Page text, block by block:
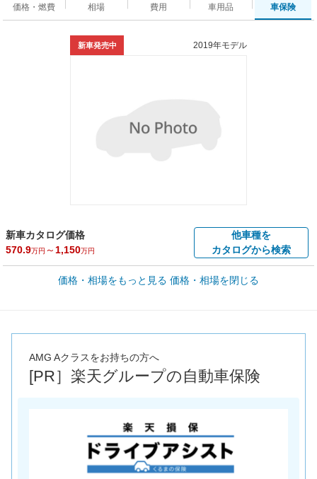
価格・燃費
相場
費用
車用品
車保険
新車発売中 2019年モデル
新車カタログ価格
570.9万円 ～ 1,150万円
他車種を
カタログから検索
車買取価格 *
車買取相場
全国平均の車検価格 *
楽天Car車検で
*当該価格は車種別の価格となります。
価格・相場をもっと見る 価格・相場を閉じる
AMG Aクラスをお持ちの方へ
[PR］楽天グループの自動車保険